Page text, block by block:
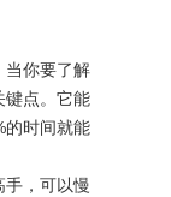
当你要了解
键点。它能
的时间就能
手，可以慢